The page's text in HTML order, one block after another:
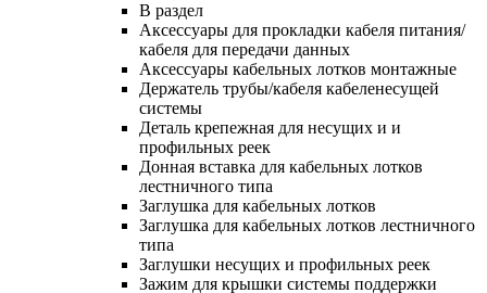
В раздел
Аксессуары для прокладки кабеля питания/
кабеля для передачи данных
Аксессуары кабельных лотков монтажные
Держатель трубы/кабеля кабеленесущей
системы
Деталь крепежная для несущих и и
профильных реек
Донная вставка для кабельных лотков
лестничного типа
Заглушка для кабельных лотков
Заглушка для кабельных лотков лестничного
типа
Заглушки несущих и профильных реек
Зажим для крышки системы поддержки